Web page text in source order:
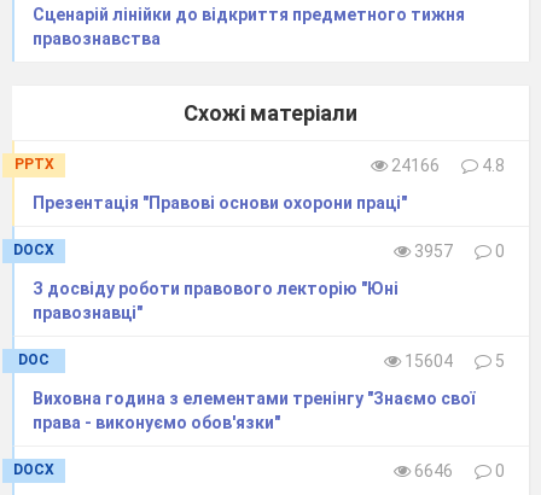
Це ___________________.Граємо в «Слабку
ланку»
І я знову не встигаю зачитати наступне
запитання.
У другому раунді ви відповіли на
________запитань. А могли б на 40.
-Хто забув, чому його вчили?
вниз?
Сценарій ​лінійки до відкриття предметного тижня
правознавства
Схожі матеріали
PPTX 24166
4.8
Презентація "Правові основи охорони праці"
DOCX 3957
0
З досвіду роботи правового лекторію "Юні
правознавці"
DOC 15604
5
Виховна година з елементами тренінгу "Знаємо свої
права - виконуємо обов'язки"
DOCX 6646
0